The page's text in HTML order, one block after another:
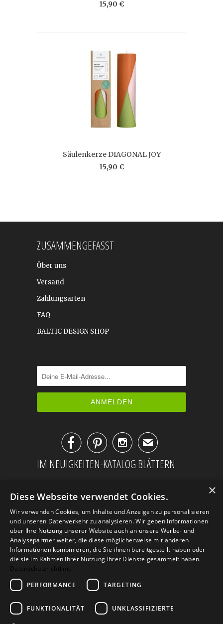
15,90 €
Säulenkerze DIAGONAL JOY
15,90 €
ZUSAMMENGEFASST
Über uns
Versand
Zahlungsarten
FAQ
BALTIC DESIGN SHOP
✉
IM NEUIGKEITEN-KATALOG BLÄTTERN
AGB Datenschutz
Impressum
Kontakt
×
Diese Webseite verwendet Cookies.
Wir verwenden Cookies, um Inhalte und Anzeigen zu personalisieren
und unseren Datenverkehr zu analysieren. Wir geben Informationen
über Ihre Nutzung unserer Website auch an unsere Werbe- und
Analysepartner weiter, die diese möglicherweise mit anderen
Informationen kombinieren, die Sie ihnen bereitgestellt haben oder
die sie im Rahmen Ihrer Nutzung ihrer Dienste gesammelt haben.
Datenschutzrichtlinie
PERFORMANCE
TARGETING
FUNKTIONALITÄT UNKLASSIFIZIERTE